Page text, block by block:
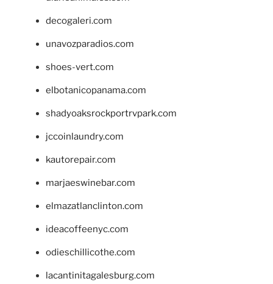
decogaleri.com
unavozparadios.com
shoes-vert.com
elbotanicopanama.com
shadyoaksrockportrvpark.com
jccoinlaundry.com
kautorepair.com
marjaeswinebar.com
elmazatlanclinton.com
ideacoffeenyc.com
odieschillicothe.com
lacantinitagalesburg.com